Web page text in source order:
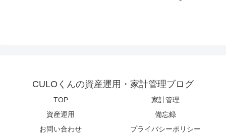
CULOくんの資産運用・家計管理ブログ
TOP
家計管理
資産運用
備忘録
お問い合わせ
プライバシーポリシー